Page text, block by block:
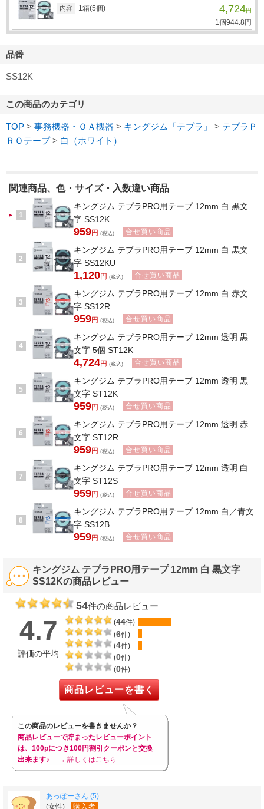
内容 1箱(5個) 4,724円
1個944.8 円
品番
SS12K
この商品のカテゴリ
TOP > 事務機器・ＯＡ機器 > キングジム「テプラ」 > テプラＰ
ＲＯテープ > 白（ホワイト）
関連商品、色・サイズ・入数違い商品
1
キングジム テプラPRO用テープ 12mm 白 黒文
字 SS12K
959円 (税込) 合せ買い商品
2
キングジム テプラPRO用テープ 12mm 白 黒文
字 SS12KU
1,120円 (税込) 合せ買い商品
3
キングジム テプラPRO用テープ 12mm 白 赤文
字 SS12R
959円 (税込) 合せ買い商品
4
キングジム テプラPRO用テープ 12mm 透明 黒
文字 5個 ST12K
4,724円 (税込) 合せ買い商品
5
キングジム テプラPRO用テープ 12mm 透明 黒
文字 ST12K
959円 (税込) 合せ買い商品
6
キングジム テプラPRO用テープ 12mm 透明 赤
文字 ST12R
959円 (税込) 合せ買い商品
7
キングジム テプラPRO用テープ 12mm 透明 白
文字 ST12S
959円 (税込) 合せ買い商品
8
キングジム テプラPRO用テープ 12mm 白／青文
字 SS12B
959円 (税込) 合せ買い商品
キングジム テプラPRO用テープ 12mm 白 黒文字
SS12Kの商品レビュー
54件の商品レビュー
4.7
評価の平均
(44件)
(6件)
(4件)
(0件)
(0件)
商品レビューを書く
この商品のレビューを書きませんか？
商品レビューで貯まったレビューポイント
は、100pにつき100円割引クーポンと交換
出来ます♪
→ 詳しくはこちら
あっぽーさん (5)
(女性)
購入者